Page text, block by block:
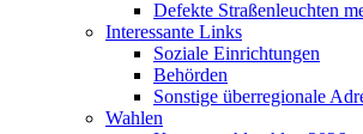
Defekte Straßenleuchten
Interessante Links
Soziale Einrichtungen
Behörden
Sonstige überregionale
Wahlen